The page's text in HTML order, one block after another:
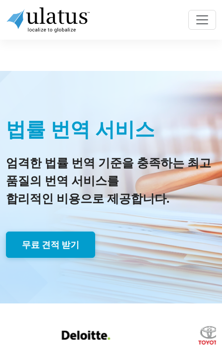
법률 번역 서비스
엄격한 법률 번역 기준을 충족하는 최고
품질의 번역 서비스를
합리적인 비용으로 제공합니다.
무료 견적 받기